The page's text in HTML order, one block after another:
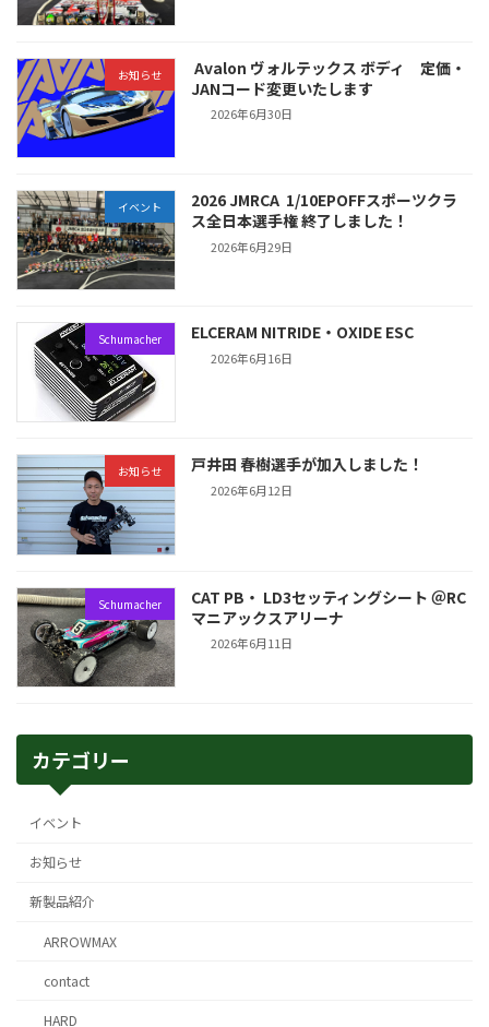
お知らせ
Avalon ヴォルテックス ボディ 定価・
JANコード変更いたします
2026年6月30日
イベント
2026 JMRCA 1/10EPOFFスポーツクラ
ス全日本選手権 終了しました！
2026年6月29日
Schumacher ELCERAM NITRIDE・OXIDE ESC
2026年6月16日
お知らせ 戸井田 春樹選手が加入しました！
2026年6月12日
Schumacher
CAT PB・ LD3セッティングシート ＠RC
マニアックスアリーナ
2026年6月11日
カテゴリー
イベント
お知らせ
新製品紹介
ARROWMAX
contact
HARD